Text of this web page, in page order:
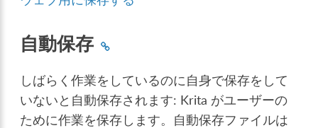
自動保存
しばらく作業をしているのに自身で保存をして
いないと自動保存されます: Krita がユーザーの
ために作業を保存します。自動保存ファイルは